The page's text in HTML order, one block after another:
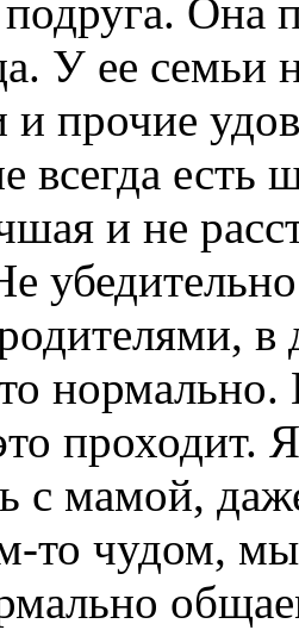
Она
У ее семьи
и прочие
всегда
и не
нормально.
проходит.
с мамой,
то чудом,